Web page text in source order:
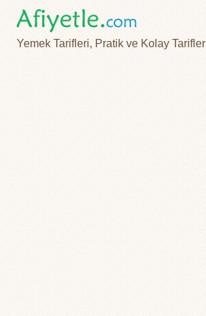
Yemek Tarifleri, Pratik ve Kolay Tarifler